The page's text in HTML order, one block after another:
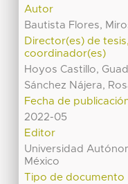
Autor
Bautista Flores,
Director(es) de
coordinador(es)
Hoyos Castillo,
Sánchez Nájera,
Fecha de
2022-05
Editor
Universidad
México
Tipo de documento